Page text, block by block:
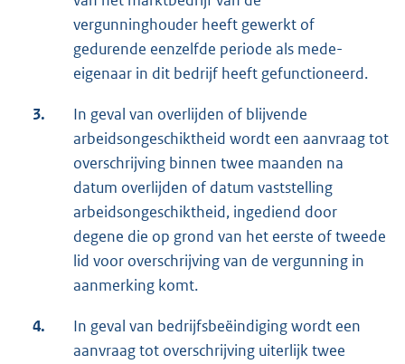
vergunninghouder heeft gewerkt of
gedurende eenzelfde periode als mede-
eigenaar in dit bedrijf heeft gefunctioneerd.
3.
In geval van overlijden of blijvende
arbeidsongeschiktheid wordt een aanvraag tot
overschrijving binnen twee maanden na
datum overlijden of datum vaststelling
arbeidsongeschiktheid, ingediend door
degene die op grond van het eerste of tweede
lid voor overschrijving van de vergunning in
aanmerking komt.
4.
In geval van bedrijfsbeëindiging wordt een
aanvraag tot overschrijving uiterlijk twee